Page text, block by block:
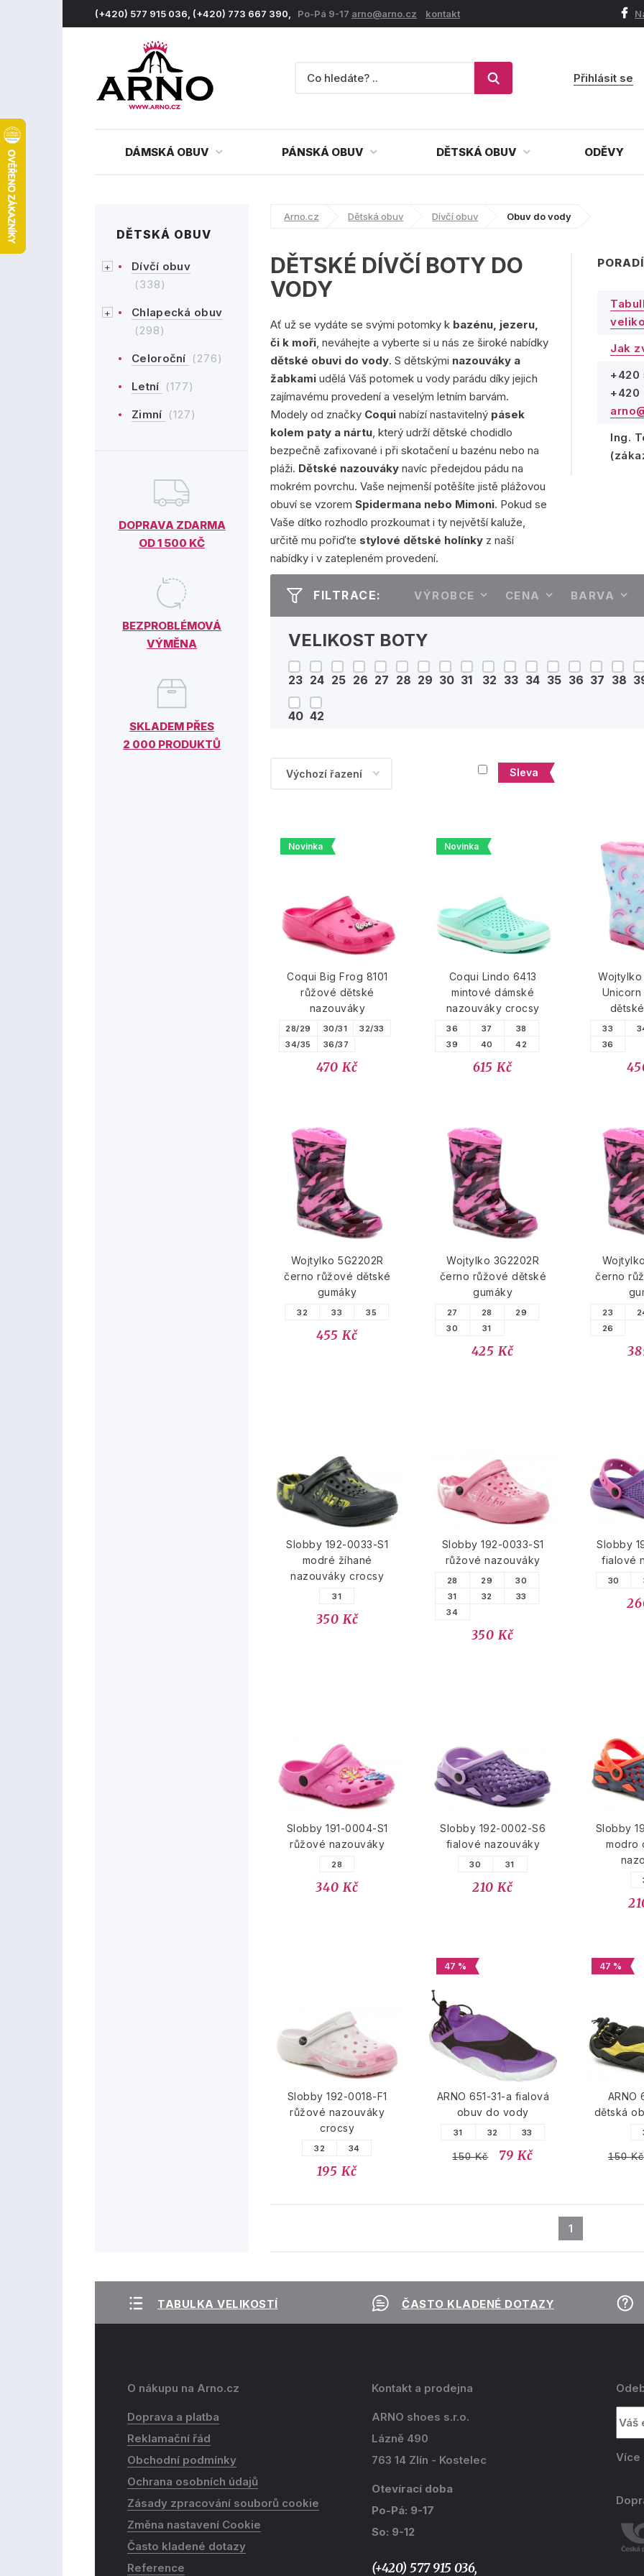
(+420) 577 915 036, (+420) 773 667 390, Po-Pá 9-17 arno@arno.cz kontakt
Přihlásit se
DÁMSKÁ OBUV PÁNSKÁ OBUV DĚTSKÁ OBUV ODĚVY
DĚTSKÁ OBUV
Dívčí obuv
(338)
Chlapecká obuv
(298)
Celoroční (276)
Letní (177)
Zimní (127)
DOPRAVA ZDARMA
OD 1 500 KČ
BEZPROBLÉMOVÁ
VÝMĚNA
SKLADEM PŘES
2 000 PRODUKTŮ
Arno.cz Dětská obuv Dívčí obuv Obuv do vody
DĚTSKÉ DÍVČÍ BOTY DO
VODY
Ať už se vydáte se svými potomky k bazénu, jezeru,
či k moři, neváhejte a vyberte si u nás ze široké nabídky
dětské obuvi do vody. S dětskými nazouváky a
žabkami udělá Váš potomek u vody parádu díky jejich
zajímavému provedení a veselým letním barvám.
Modely od značky Coquinabízí nastavitelný pásek
kolem paty a nártu, který udrží dětské chodidlo
bezpečně zafixované i při skotačení u bazénu nebo na
pláži. Dětské nazouváky navíc předejdou pádu na
mokrém povrchu. Vaše nejmenší potěšíte jistě plážovou
obuví se vzoremSpidermana nebo Mimoni. Pokud se
Vaše dítko rozhodlo prozkoumat i ty největší kaluže,
určitě mu pořiďte stylové dětské holínky z naší
nabídky i v zatepleném provedení.
Jak
+420
+420
Ing.
FILTRACE: VÝROBCE CENA BARVA
VELIKOST BOTY
23 24 25 26 27 28 29 30 31 32 33 34 35 36 37 38
40 42
Sleva
Novinka
Coqui Big Frog 8101
růžové dětské
nazouváky
28/29 30/31
32/33
34/35
36/37
470 Kč
Novinka
Coqui Lindo 6413
mintové dámské
nazouváky crocsy
36 37
38
39
40 42
615 Kč
Wojtylko
33
36
Wojtylko 5G2202R
černo růžové dětské
gumáky
32 33 35
455 Kč
Wojtylko 3G2202R
černo růžové dětské
gumáky
27 28
29
30
31
425 Kč
černo
23
26
Slobby 192-0033-S1
modré žíhané
nazouváky crocsy
31
350 Kč
Slobby 192-0033-S1
růžové nazouváky
28 29
30
31
32
33
34
350 Kč
Slobby
fialové
30
Slobby 191-0004-S1
růžové nazouváky
28
340 Kč
Slobby 192-0002-S6
fialové nazouváky
30 31
210 Kč
Slobby
modro
Slobby 192-0018-F1
růžové nazouváky
crocsy
32 34
195 Kč
47 %
ARNO 651-31-a fialová
obuv do vody
31 32 33
150 Kč 79 Kč
47 %
ARNO
dětská
150 Kč
1
TABULKA VELIKOSTÍ ČASTO KLADENÉ DOTAZY
O nákupu na Arno.cz
Doprava a platba
Reklamační řád
Obchodní podmínky
Ochrana osobních údajů
Zásady zpracování souborů cookie
Změna nastavení Cookie
Často kladené dotazy
Reference
Kontakt a prodejna
ARNO shoes s.r.o.
Lázně 490
763 14 Zlín - Kostelec
Otevírací doba
Po-Pá: 9-17
So: 9-12
(+420) 577 915 036,
Více